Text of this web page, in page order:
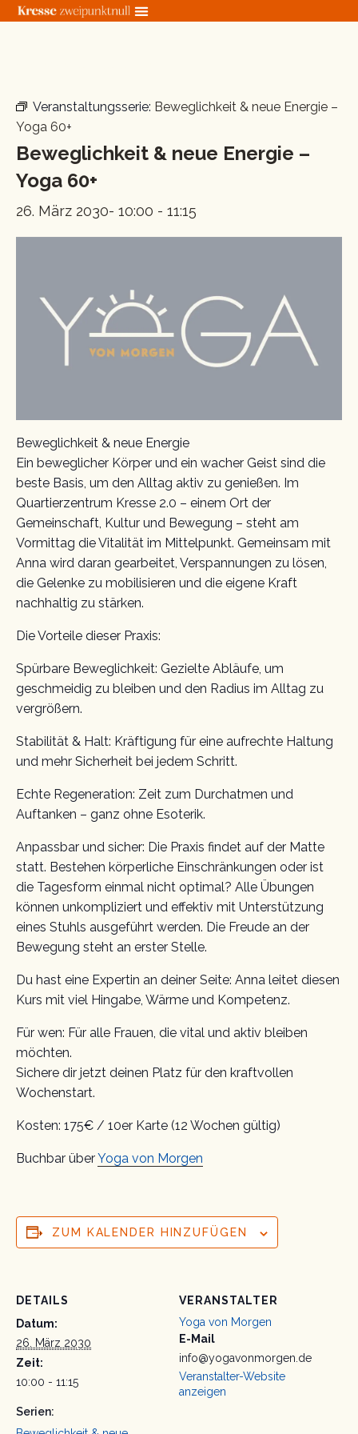
Zum
Veranstaltungsserie: Beweglichkeit & neue Energie –
Yoga 60+
Beweglichkeit & neue Energie –
Yoga 60+
26. März 2030- 10:00 - 11:15
Beweglichkeit & neue Energie
Ein beweglicher Körper und ein wacher Geist sind die
beste Basis, um den Alltag aktiv zu genießen. Im
Quartierzentrum Kresse 2.0 – einem Ort der
Gemeinschaft, Kultur und Bewegung – steht am
Vormittag die Vitalität im Mittelpunkt. Gemeinsam mit
Anna wird daran gearbeitet, Verspannungen zu lösen,
die Gelenke zu mobilisieren und die eigene Kraft
nachhaltig zu stärken.
Die Vorteile dieser Praxis:
Spürbare Beweglichkeit: Gezielte Abläufe, um
geschmeidig zu bleiben und den Radius im Alltag zu
vergrößern.
Stabilität & Halt: Kräftigung für eine aufrechte Haltung
und mehr Sicherheit bei jedem Schritt.
Echte Regeneration: Zeit zum Durchatmen und
Auftanken – ganz ohne Esoterik.
Anpassbar und sicher: Die Praxis findet auf der Matte
statt. Bestehen körperliche Einschränkungen oder ist
die Tagesform einmal nicht optimal? Alle Übungen
können unkompliziert und effektiv mit Unterstützung
eines Stuhls ausgeführt werden. Die Freude an der
Bewegung steht an erster Stelle.
Du hast eine Expertin an deiner Seite: Anna leitet diesen
Kurs mit viel Hingabe, Wärme und Kompetenz.
Für wen: Für alle Frauen, die vital und aktiv bleiben
möchten.
Sichere dir jetzt deinen Platz für den kraftvollen
Wochenstart.
Kosten: 175€ / 10er Karte (12 Wochen gültig)
Buchbar überYoga von Morgen
ZUM KALENDER HINZUFÜGEN
DETAILS
Datum:
26. März 2030
Zeit:
10:00 - 11:15
Serien:
VERANSTALTER
Yoga von Morgen
E-Mail
info@yogavonmorgen.de
Veranstalter-Website
anzeigen